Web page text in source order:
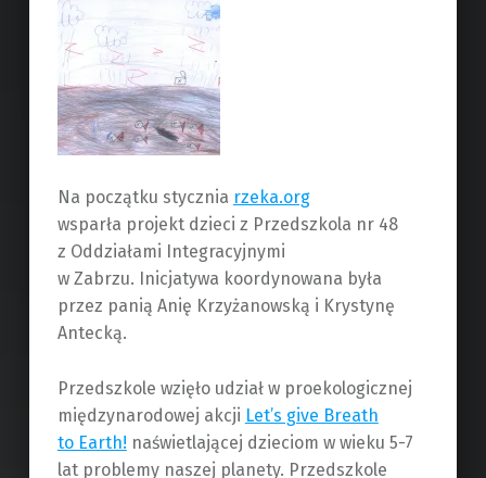
Na początku stycznia rzeka.org
wsparła projekt dzieci z Przedszkola nr 48
z Oddziałami Integracyjnymi
w Zabrzu. Inicjatywa koordynowana była
przez panią Anię Krzyżanowską i Krystynę
Antecką.
Przedszkole wzięło udział w proekologicznej
międzynarodowej akcji Let’s give Breath
to Earth! naświetlającej dzieciom w wieku 5-7
lat problemy naszej planety. Przedszkole